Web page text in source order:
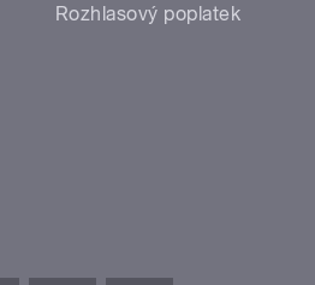
Rozhlasový poplatek